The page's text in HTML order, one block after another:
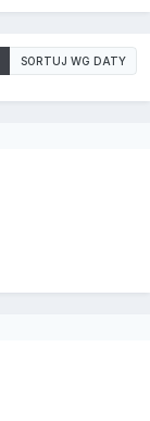
SORTUJ WG DATY